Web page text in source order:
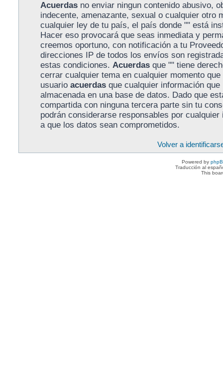
Acuerdasno enviar ningun contenido abusivo,
indecente, amenazante, sexual o cualquier otro
cualquier ley de tu país, el país donde "" está
Hacer eso provocará que seas inmediata y
creemos oportuno, con notificación a tu
direcciones IP de todos los envíos son
estas condiciones. Acuerdasque "" tiene
cerrar cualquier tema en cualquier momento
usuario acuerdasque cualquier información que
almacenada en una base de datos. Dado que
compartida con ninguna tercera parte sin tu
podrán considerarse responsables por
a que los datos sean comprometidos.
Volver a
Powered by
Traducción al
This